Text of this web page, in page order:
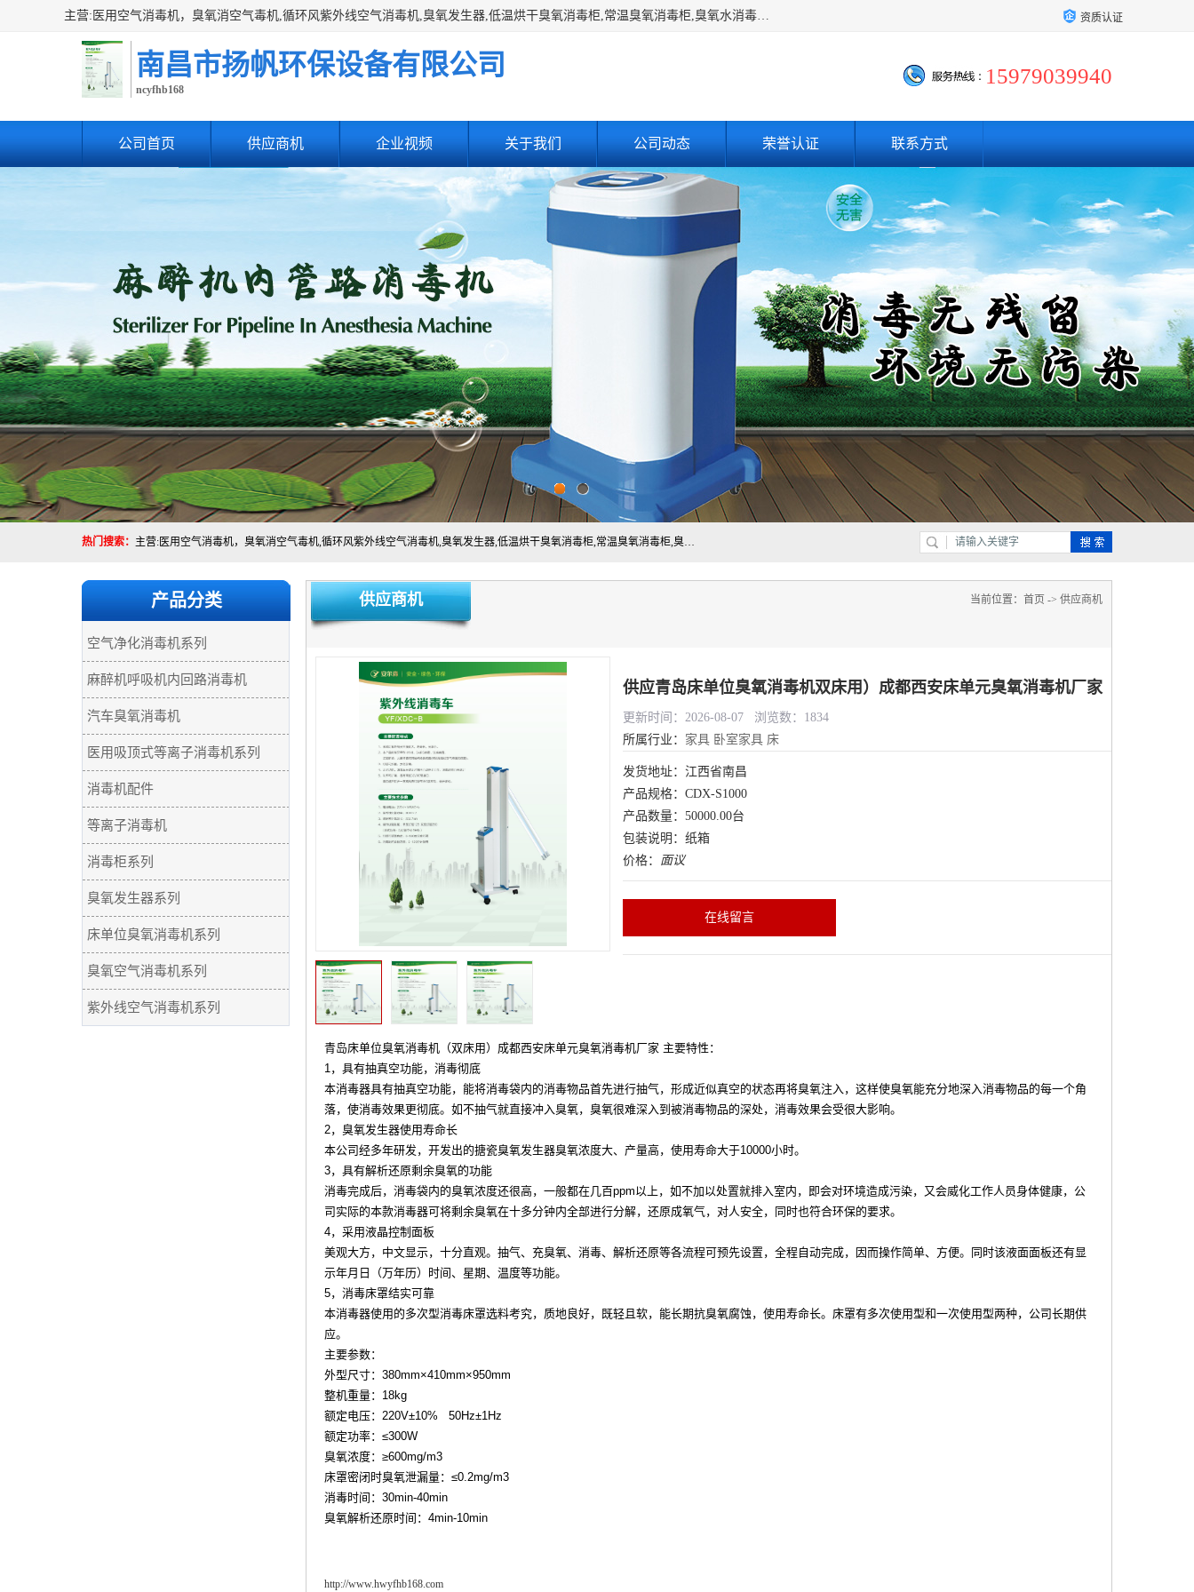
主营:医用空气消毒机，臭氧消空气毒机,循环风紫外线空气消毒机,臭氧发生器,低温烘干臭氧消毒柜,常温臭氧消毒柜,臭氧水消毒机,管道容器臭氧消毒机,内置式臭氧消毒机,外置式臭氧消毒机,床单位臭氧消毒器。医用工作服灭菌柜，医用拖鞋消毒柜,麻醉机内管路消毒机，呼吸机回路消毒机 资质认证
南昌市扬帆环保设备有限公司
ncyfhb168
15979039940
公司首页 供应商机 企业视频 关于我们 公司动态 荣誉认证 联系方式
热门搜索： 主营:医用空气消毒机，臭氧消空气毒机,循环风紫外线空气消毒机,臭氧发生器,低温烘干臭氧消毒柜,常温臭氧消毒柜,臭氧水消毒机,管道容器臭氧消毒机,内置式臭氧消毒机,外置式臭氧消毒机,床单位臭氧消毒器。医用工作服灭菌柜，医用拖鞋消毒柜,麻醉机内管路消毒机，呼吸机回路消毒机
产品分类
空气净化消毒机系列
麻醉机呼吸机内回路消毒机
汽车臭氧消毒机
医用吸顶式等离子消毒机系列
消毒机配件
等离子消毒机
消毒柜系列
臭氧发生器系列
床单位臭氧消毒机系列
臭氧空气消毒机系列
紫外线空气消毒机系列
供应商机 当前位置： 首页 -> 供应商机
供应青岛床单位臭氧消毒机双床用）成都西安床单元臭氧消毒机厂家
更新时间：2026-08-07 浏览数：1834
所属行业： 家具 卧室家具 床
发货地址：江西省南昌
产品规格：CDX-S1000
产品数量：50000.00台
包装说明：纸箱
价格： 面议
在线留言
青岛床单位臭氧消毒机（双床用）成都西安床单元臭氧消毒机厂家 主要特性：
1，具有抽真空功能，消毒彻底
本消毒器具有抽真空功能，能将消毒袋内的消毒物品首先进行抽气，形成近似真空的状态再将臭氧注入，这样使臭氧能充分地深入消毒物品的每一个角
落，使消毒效果更彻底。如不抽气就直接冲入臭氧，臭氧很难深入到被消毒物品的深处，消毒效果会受很大影响。
2，臭氧发生器使用寿命长
本公司经多年研发，开发出的搪瓷臭氧发生器臭氧浓度大、产量高，使用寿命大于10000小时。
3，具有解析还原剩余臭氧的功能
消毒完成后，消毒袋内的臭氧浓度还很高，一般都在几百ppm以上，如不加以处置就排入室内，即会对环境造成污染，又会威化工作人员身体健康，公
司实际的本款消毒器可将剩余臭氧在十多分钟内全部进行分解，还原成氧气，对人安全，同时也符合环保的要求。
4，采用液晶控制面板
美观大方，中文显示，十分直观。抽气、充臭氧、消毒、解析还原等各流程可预先设置，全程自动完成，因而操作简单、方便。同时该液面面板还有显
示年月日（万年历）时间、星期、温度等功能。
5，消毒床罩结实可靠
本消毒器使用的多次型消毒床罩选料考究，质地良好，既轻且软，能长期抗臭氧腐蚀，使用寿命长。床罩有多次使用型和一次使用型两种，公司长期供
应。
主要参数：
外型尺寸： 380mm×410mm×950mm
整机重量： 18kg
额定电压： 220V±10% 50Hz±1Hz
额定功率：≤300W
臭氧浓度：≥600mg/m3
床罩密闭时臭氧泄漏量：≤0.2mg/m3
消毒时间： 30min-40min
臭氧解析还原时间： 4min-10min
http://www.hwyfhb168.com